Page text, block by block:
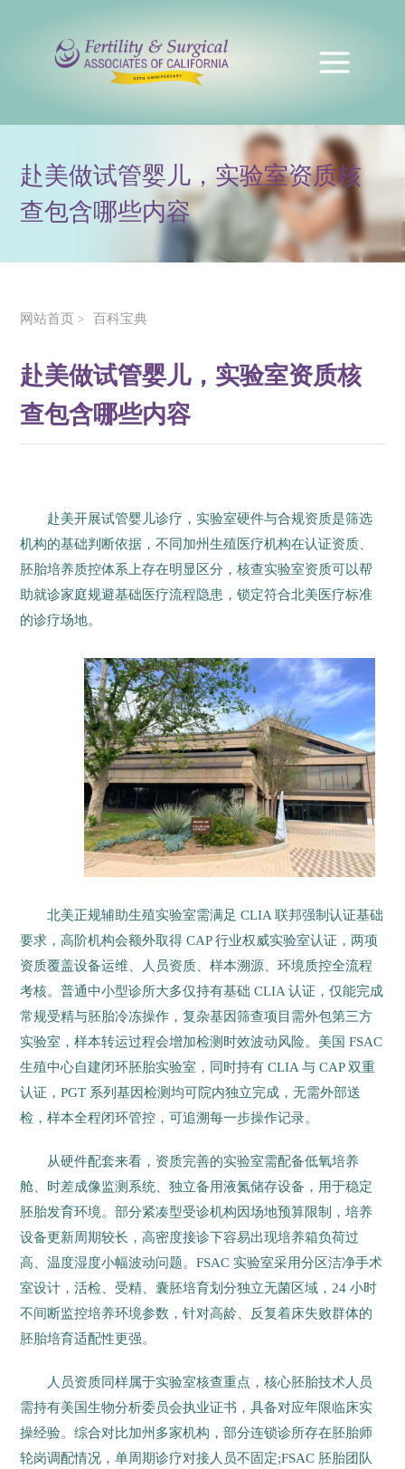
赴美做试管婴儿，实验室资质核
查包含哪些内容
网站首页 > 百科宝典
赴美做试管婴儿，实验室资质核
查包含哪些内容
赴美开展试管婴儿诊疗，实验室硬件与合规资质是筛选
机构的基础判断依据，不同加州生殖医疗机构在认证资质、
胚胎培养质控体系上存在明显区分，核查实验室资质可以帮
助就诊家庭规避基础医疗流程隐患，锁定符合北美医疗标准
的诊疗场地。
北美正规辅助生殖实验室需满足 CLIA 联邦强制认证基础
要求，高阶机构会额外取得 CAP 行业权威实验室认证，两项
资质覆盖设备运维、人员资质、样本溯源、环境质控全流程
考核。普通中小型诊所大多仅持有基础 CLIA 认证，仅能完成
常规受精与胚胎冷冻操作，复杂基因筛查项目需外包第三方
实验室，样本转运过程会增加检测时效波动风险。美国 FSAC
生殖中心自建闭环胚胎实验室，同时持有 CLIA 与 CAP 双重
认证，PGT 系列基因检测均可院内独立完成，无需外部送
检，样本全程闭环管控，可追溯每一步操作记录。
从硬件配套来看，资质完善的实验室需配备低氧培养
舱、时差成像监测系统、独立备用液氮储存设备，用于稳定
胚胎发育环境。部分紧凑型受诊机构因场地预算限制，培养
设备更新周期较长，高密度接诊下容易出现培养箱负荷过
高、温度湿度小幅波动问题。FSAC 实验室采用分区洁净手术
室设计，活检、受精、囊胚培育划分独立无菌区域，24 小时
不间断监控培养环境参数，针对高龄、反复着床失败群体的
胚胎培育适配性更强。
人员资质同样属于实验室核查重点，核心胚胎技术人员
需持有美国生物分析委员会执业证书，具备对应年限临床实
操经验。综合对比加州多家机构，部分连锁诊所存在胚胎师
轮岗调配情况，单周期诊疗对接人员不固定;FSAC 胚胎团队